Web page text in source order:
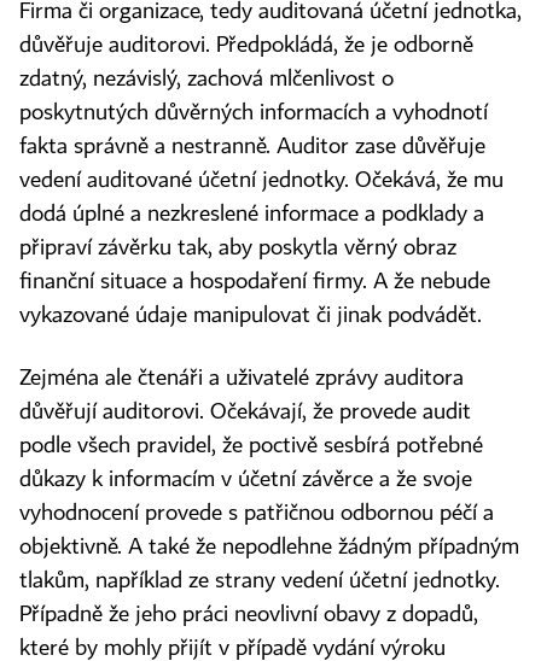
Firma či organizace, tedy auditovaná účetní jednotka,
důvěřuje auditorovi. Předpokládá, že je odborně
zdatný, nezávislý, zachová mlčenlivost o
poskytnutých důvěrných informacích a vyhodnotí
fakta správně a nestranně. Auditor zase důvěřuje
vedení auditované účetní jednotky. Očekává, že mu
dodá úplné a nezkreslené informace a podklady a
připraví závěrku tak, aby poskytla věrný obraz
finanční situace a hospodaření firmy. A že nebude
vykazované údaje manipulovat či jinak podvádět.
Zejména ale čtenáři a uživatelé zprávy auditora
důvěřují auditorovi. Očekávají, že provede audit
podle všech pravidel, že poctivě sesbírá potřebné
důkazy k informacím v účetní závěrce a že svoje
vyhodnocení provede s patřičnou odbornou péčí a
objektivně. A také že nepodlehne žádným případným
tlakům, například ze strany vedení účetní jednotky.
Případně že jeho práci neovlivní obavy z dopadů,
které by mohly přijít v případě vydání výroku